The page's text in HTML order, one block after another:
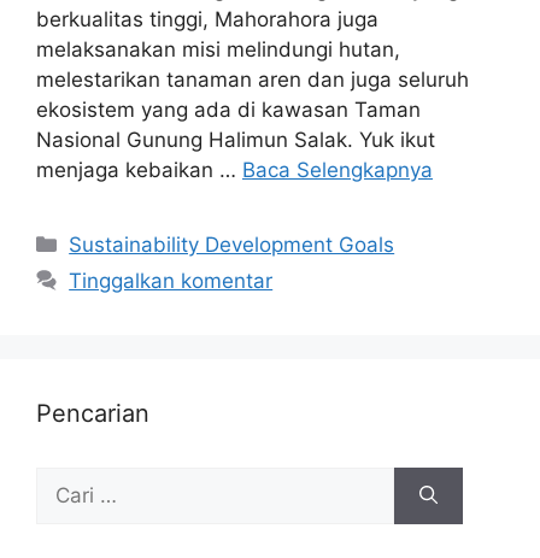
berkualitas tinggi, Mahorahora juga
melaksanakan misi melindungi hutan,
melestarikan tanaman aren dan juga seluruh
ekosistem yang ada di kawasan Taman
Nasional Gunung Halimun Salak. Yuk ikut
menjaga kebaikan … Baca Selengkapnya
Sustainability Development Goals
Tinggalkan komentar
Pencarian